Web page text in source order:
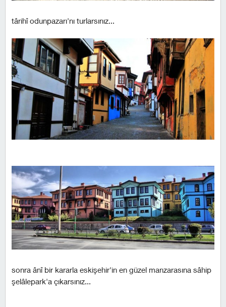
târihî odunpazarı'nı turlarsınız...
sonra ânî bir kararla eskişehir'in en güzel manzarasına sâhip
şelâlepark'a çıkarsınız...